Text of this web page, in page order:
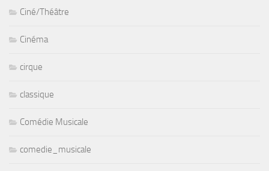
Ciné/Théâtre
Cinéma
cirque
classique
Comédie Musicale
comedie_musicale